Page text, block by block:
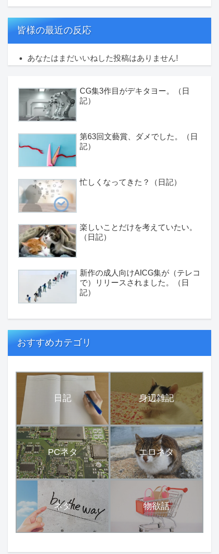
皆様の最近の反応
あなたはまだいいねした投稿はありません!
CG集3作目がデキタヨー。（日
記）
第63回文藝賞、ダメでした。（日
記）
忙しくなってきた？（日記）
楽しいことだけを考えていたい。
（日記）
新作の成人向けAICG集が（テレコ
で）リリースされました。（日
記）
おすすめカテゴリ
日記 身辺雑記
PCネタ エロネタ
ネタ 物欲話